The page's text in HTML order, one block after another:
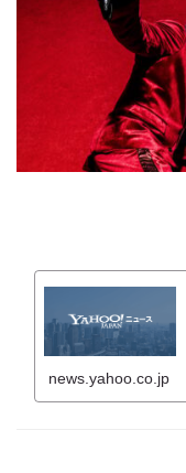
news.yahoo.co.jp